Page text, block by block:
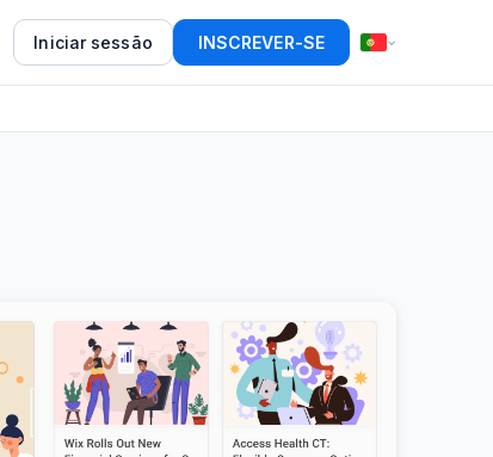
Iniciar sessão INSCREVER-SE